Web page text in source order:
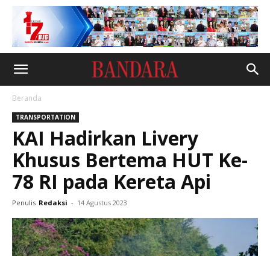
Beranda
TRANSPORTATION
KAI Hadirkan Livery
Khusus Bertema HUT Ke-
78 RI pada Kereta Api
Penulis Redaksi - 14 Agustus 2023